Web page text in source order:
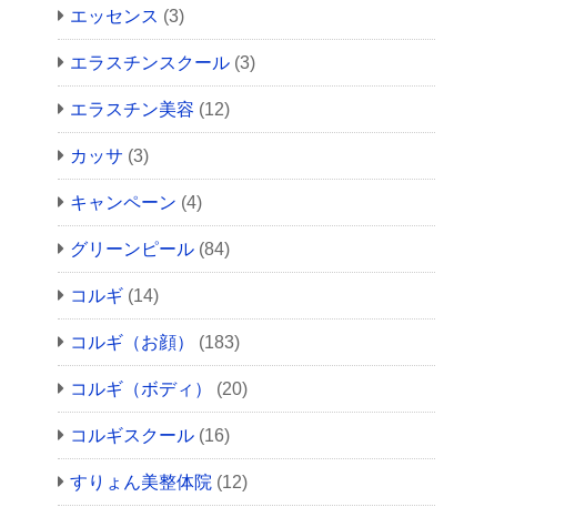
エッセンス (3)
エラスチンスクール (3)
エラスチン美容 (12)
カッサ (3)
キャンペーン (4)
グリーンピール (84)
コルギ (14)
コルギ（お顔） (183)
コルギ（ボディ） (20)
コルギスクール (16)
すりょん美整体院 (12)